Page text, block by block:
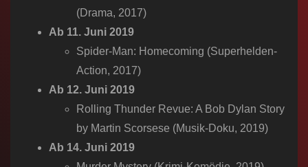
(Drama, 2017)
Ab 11. Juni 2019
Spider-Man: Homecoming (Superhelden-
Action, 2017)
Ab 12. Juni 2019
Rolling Thunder Revue: A Bob Dylan Story
by Martin Scorsese (Musik-Doku, 2019)
Ab 14. Juni 2019